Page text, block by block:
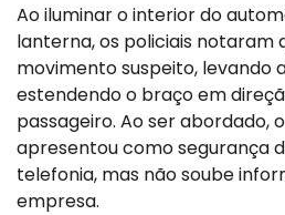
Ao iluminar o interior do
lanterna, os policiais notaram
movimento suspeito, levando
estendendo o braço em
passageiro. Ao ser abordado,
apresentou como segurança
telefonia, mas não soube
empresa.